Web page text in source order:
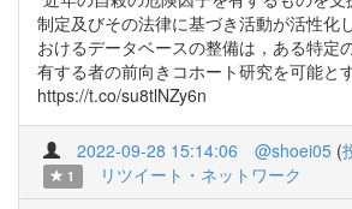
制定及びその法律に基づき活動が活性化
おけるデータベースの整備は，ある特定
有する者の前向きコホート研究を可能と
https://t.co/su8tlNZy6n
2022-09-28 15:14:06 @shoei05 (
1
リツイート・ネットワーク